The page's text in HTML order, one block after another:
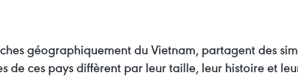
géographiquement du Vietnam, partagent des
de ces pays diffèrent par leur taille, leur histoire et